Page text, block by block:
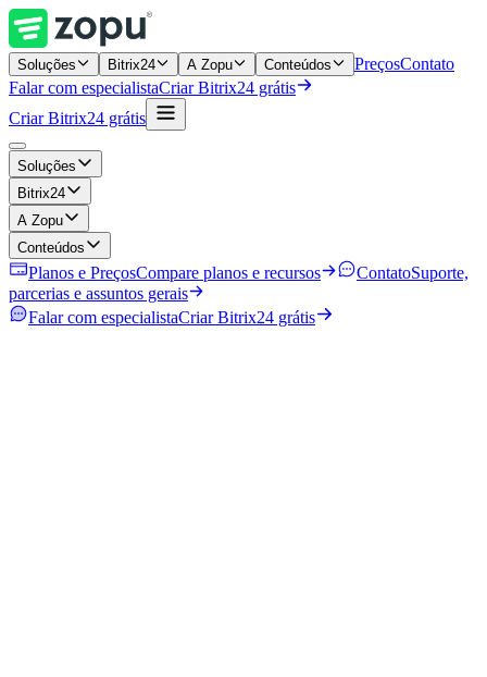
Soluções Bitrix24 A Zopu Conteúdos PreçosContato
Falar com especialistaCriar Bitrix24 grátis
Criar Bitrix24 grátis
Soluções
Bitrix24
A Zopu
Conteúdos
Planos e PreçosCompare planos e recursos ContatoSuporte,
parcerias e assuntos gerais
Falar com especialistaCriar Bitrix24 grátis